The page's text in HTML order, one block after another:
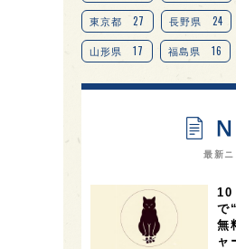
東京都 27 長野県 24
山形県 17 福島県 16
愛知県 14 宮城県 14
オピニオンリーダーの視点
奈良県
富山県 6 フランス 6
最新ニ
で
無
ャ